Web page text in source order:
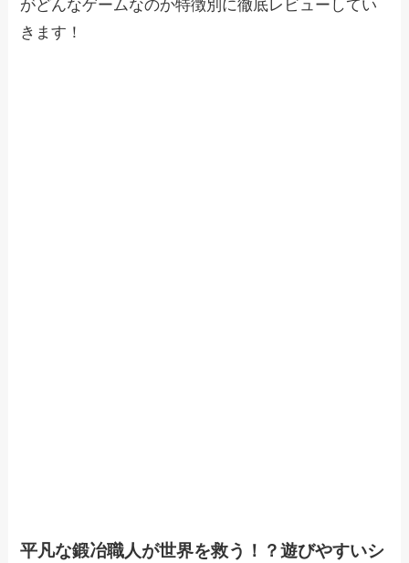
がどんなゲームなのか特徴別に徹底レビューしてい
きます！
平凡な鍛冶職人が世界を救う！？遊びやすいシ